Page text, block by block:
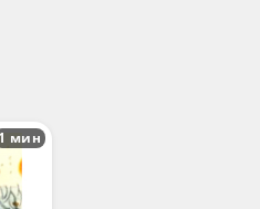
1 мин